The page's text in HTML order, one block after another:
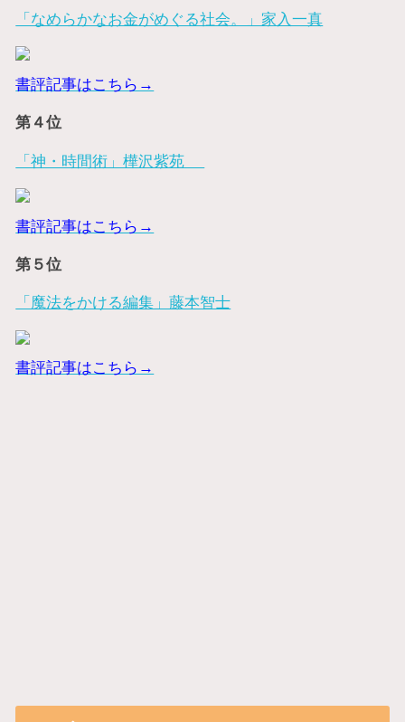
「なめらかなお金がめぐる社会。」家入一真
書評記事はこちら→
第４位
「神・時間術」樺沢紫苑
書評記事はこちら→
第５位
「魔法をかける編集」藤本智士
書評記事はこちら→